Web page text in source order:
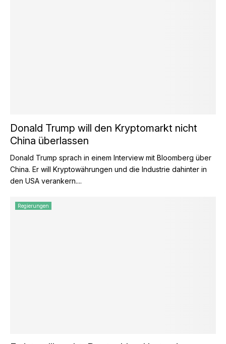
Donald Trump will den Kryptomarkt nicht
China überlassen
Donald Trump sprach in einem Interview mit Bloomberg über
China. Er will Kryptowährungen und die Industrie dahinter in
den USA verankern....
Regierungen